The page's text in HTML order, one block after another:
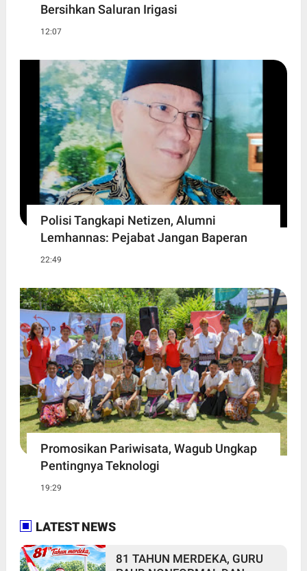
Bersihkan Saluran Irigasi
12:07
Polisi Tangkapi Netizen, Alumni
Lemhannas: Pejabat Jangan Baperan
22:49
Promosikan Pariwisata, Wagub Ungkap
Pentingnya Teknologi
19:29
LATEST NEWS
81 TAHUN MERDEKA, GURU